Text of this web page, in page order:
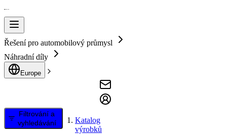
Řešení pro automobilový průmysl
Náhradní díly
Europe
Filtrování a
vyhledávání
Katalog
výrobků